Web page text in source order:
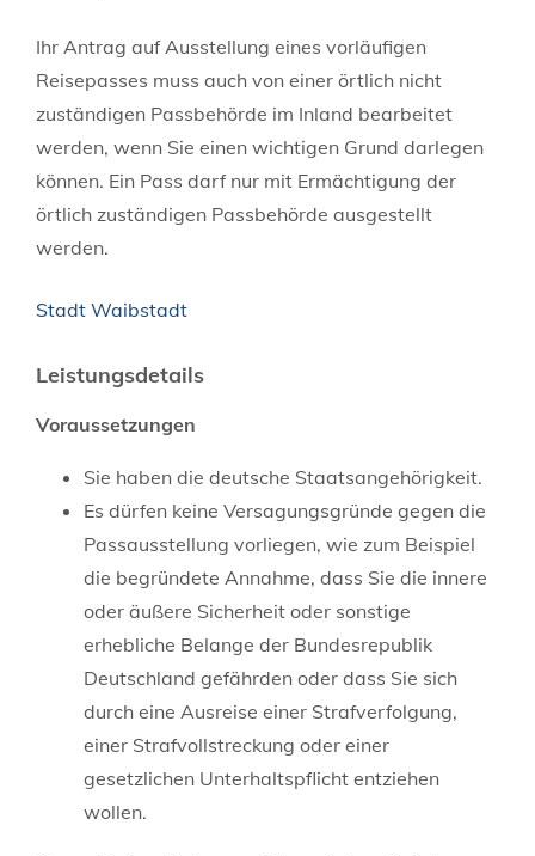
Ihr Antrag auf Ausstellung eines vorläufigen
Reisepasses muss auch von einer örtlich nicht
zuständigen Passbehörde im Inland bearbeitet
werden, wenn Sie einen wichtigen Grund darlegen
können. Ein Pass darf nur mit Ermächtigung der
örtlich zuständigen Passbehörde ausgestellt
werden.
Stadt Waibstadt
Leistungsdetails
Voraussetzungen
Sie haben die deutsche Staatsangehörigkeit.
Es dürfen keine Versagungsgründe gegen die
Passausstellung vorliegen, wie zum Beispiel
die begründete Annahme, dass Sie die innere
oder äußere Sicherheit oder sonstige
erhebliche Belange der Bundesrepublik
Deutschland gefährden oder dass Sie sich
durch eine Ausreise einer Strafverfolgung,
einer Strafvollstreckung oder einer
gesetzlichen Unterhaltspflicht entziehen
wollen.